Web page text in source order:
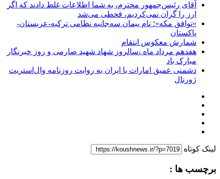
آقای رئیس‌جمهور محترم، به شما اطلاعات غلط دادند که اگر
ارز را گران نمی‌کردیم، قحطی می‌شد
«توافق مکه»؛ نام پیمان سه‌جانبه نظامی ترکیه-عربستان-
پاکستان
شمارش معکوس انتقام
هفدهم مرداد ماه ،سالروز شهاد شهید صارمی و روز خبرنگار
مبارک باد
دشمنی عمیق امارات با ایران به روایت روزنامه وال‌استریت
ژورنال
لینک کوتاه
برچسب ها :